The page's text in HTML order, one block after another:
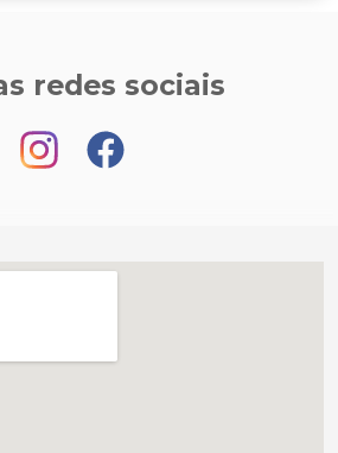
redes sociais